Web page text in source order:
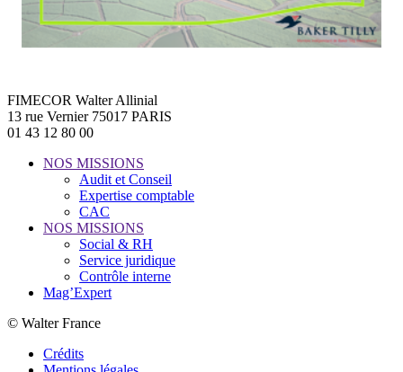
FIMECOR Walter Allinial
13 rue Vernier 75017 PARIS
01 43 12 80 00
NOS MISSIONS
Audit et Conseil
Expertise comptable
CAC
NOS MISSIONS
Social & RH
Service juridique
Contrôle interne
Mag’Expert
© Walter France
Crédits